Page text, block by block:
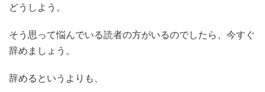
どうしよう。
そう思って悩んでいる読者の方がいるのでしたら、今すぐ
辞めましょう。
辞めるというよりも、